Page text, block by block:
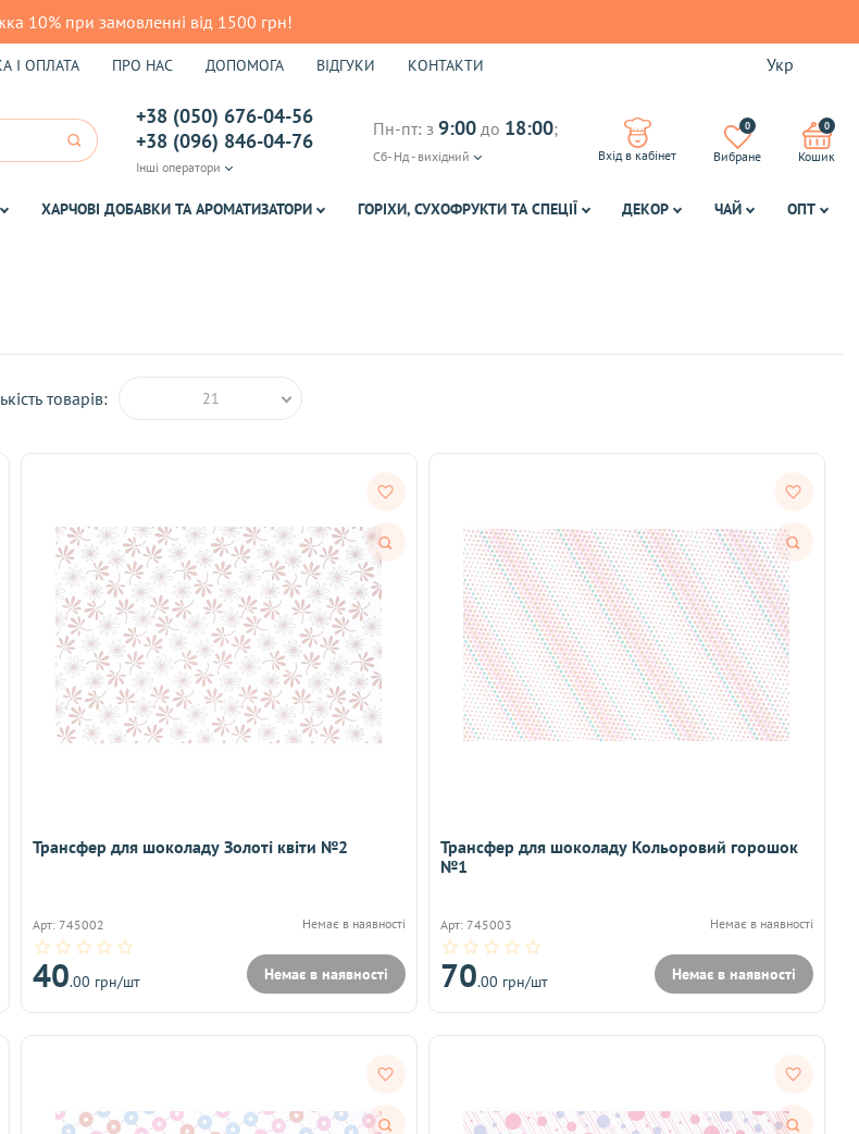
10% при замовленні від 1500 грн!
І ОПЛАТА ПРО НАС ДОПОМОГА ВІДГУКИ КОНТАКТИ Укр
+38 (050) 676-04-56
+38 (096) 846-04-76
Інші оператори
Пн-пт: з 9:00 до 18:00;
Сб- Нд - вихідний Вхід в кабінет
0
Вибране
0
Кошик
ХАРЧОВІ ДОБАВКИ ТА АРОМАТИЗАТОРИ ГОРІХИ, СУХОФРУКТИ ТА СПЕЦІЇ ДЕКОР ЧАЙ ОПТ
товарів: 21
Трансфер для шоколаду Золоті квіти №2
Арт: 745002 Немає в наявності
40.00 грн/шт Немає в наявності
Трансфер для шоколаду Кольоровий горошок
№1
Арт: 745003 Немає в наявності
70.00 грн/шт Немає в наявності